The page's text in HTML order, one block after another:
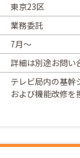
東京23区
業務委託
7月～
詳細は別途お問い
テレビ局内の基幹
および機能改修を